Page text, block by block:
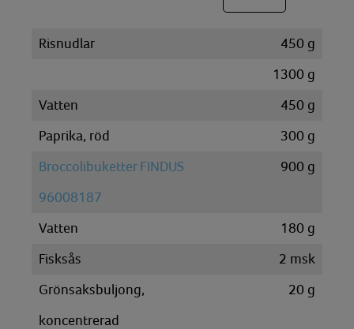
Risnudlar 450 g
1300 g
Vatten
450 g
Paprika, röd
300 g
Broccolibuketter FINDUS
96008187
900 g
Vatten 180 g
Fisksås
2 msk
Grönsaksbuljong,
koncentrerad
20 g